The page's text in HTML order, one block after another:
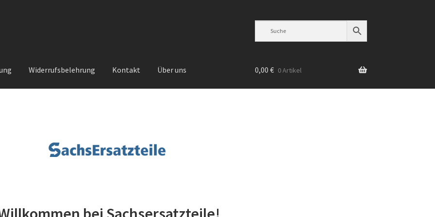
Widerrufsbelehrung Kontakt Über uns 0,00 € 0 Artikel